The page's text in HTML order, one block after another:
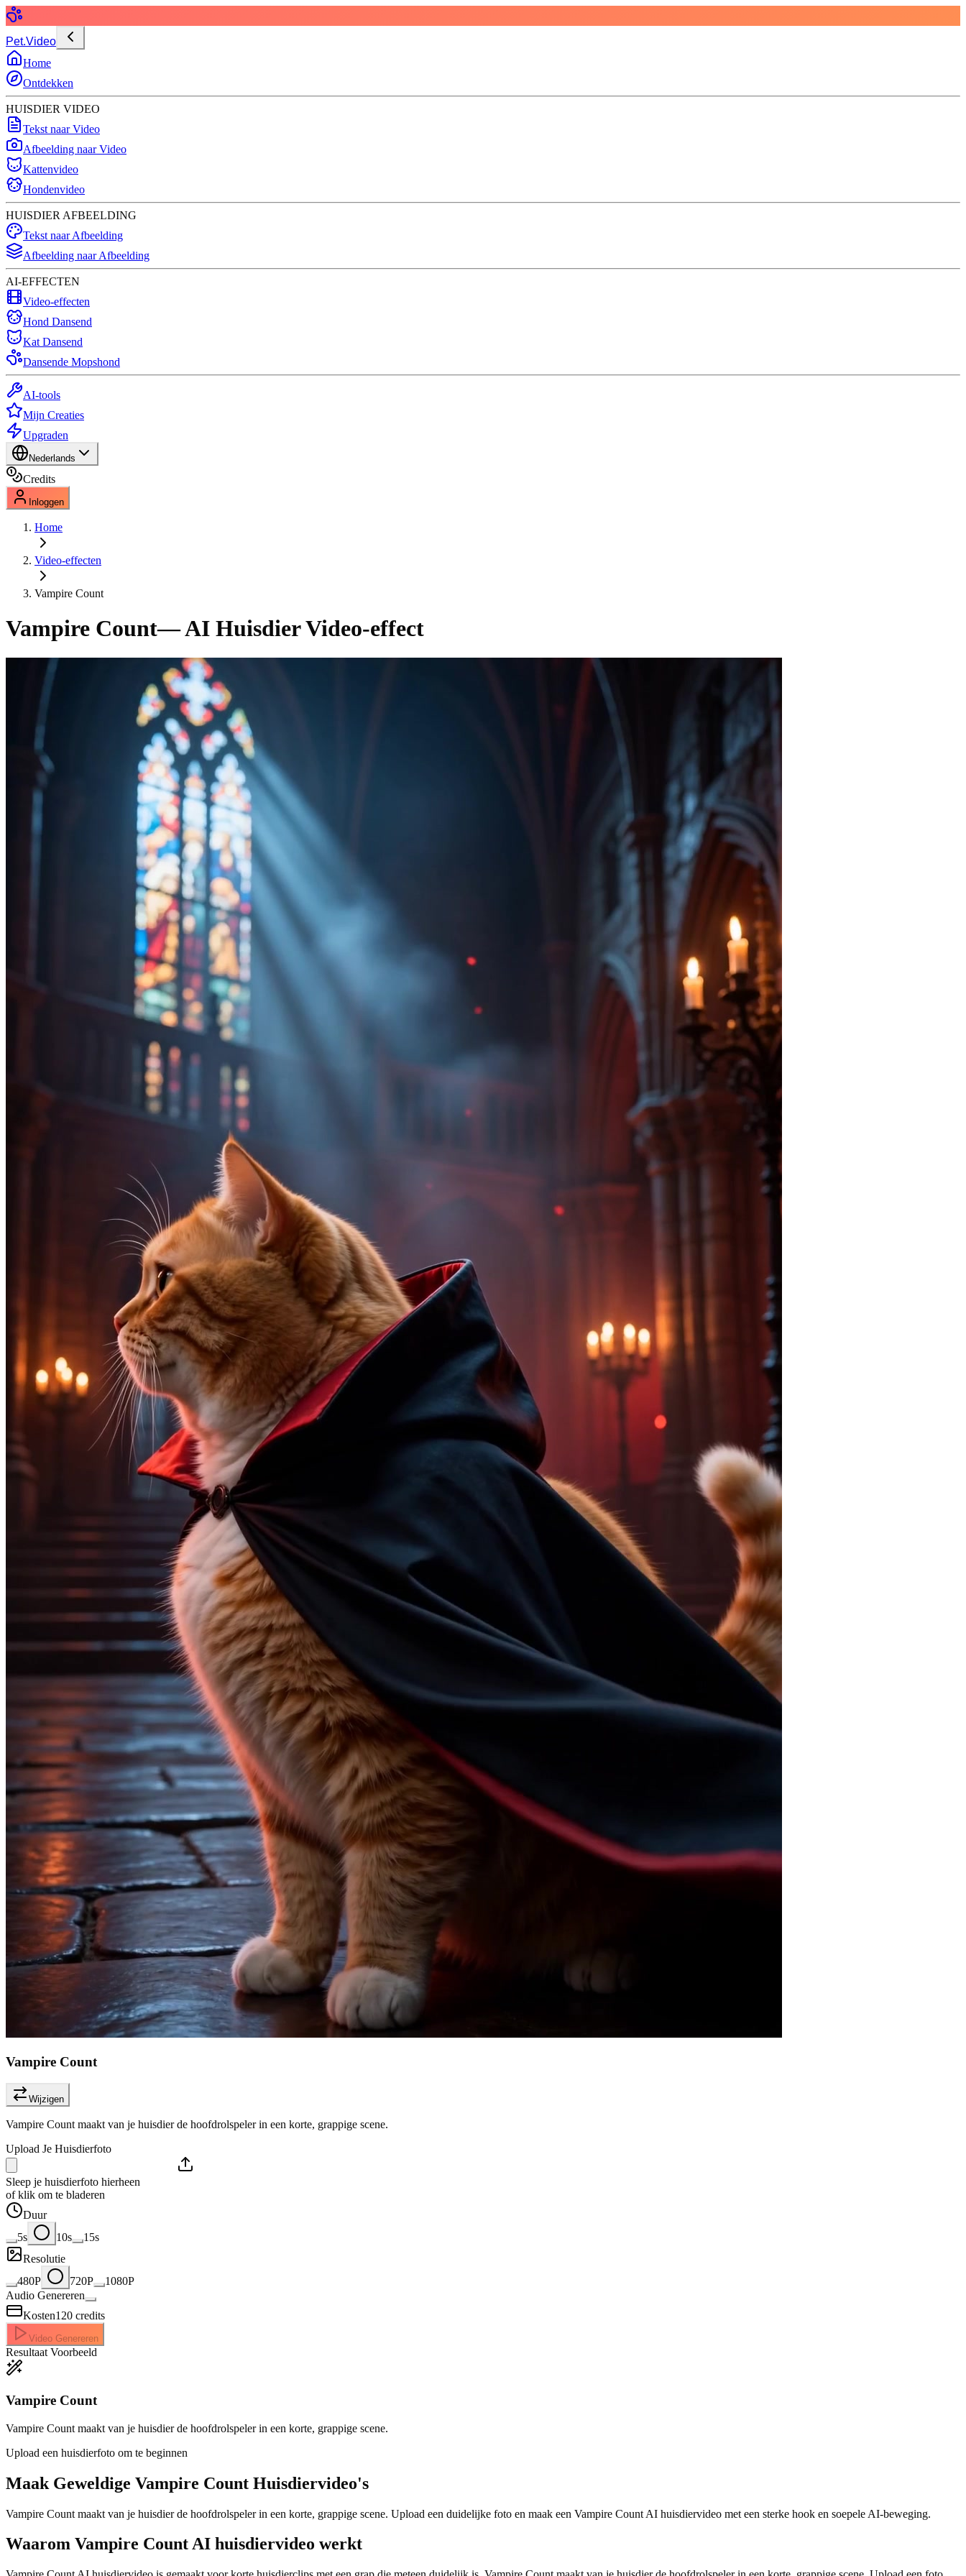
Pet.Video
Home
Ontdekken
HUISDIER VIDEO
Tekst naar Video
Afbeelding naar Video
Kattenvideo
Hondenvideo
HUISDIER AFBEELDING
Tekst naar Afbeelding
Afbeelding naar Afbeelding
AI-EFFECTEN
Video-effecten
Hond Dansend
Kat Dansend
Dansende Mopshond
AI-tools
Mijn Creaties
Upgraden
Nederlands
Credits
Inloggen
Home
Video-effecten
Vampire Count
Vampire Count— AI Huisdier Video-effect
Vampire Count
Wijzigen
Vampire Count maakt van je huisdier de hoofdrolspeler in een korte, grappige scene.
Upload Je Huisdierfoto
Sleep je huisdierfoto hierheen
of klik om te bladeren
Duur
5s
10s
15s
Resolutie
480P
720P
1080P
Audio Genereren
Kosten120 credits
Video Genereren
Resultaat Voorbeeld
Vampire Count
Vampire Count maakt van je huisdier de hoofdrolspeler in een korte, grappige scene.
Upload een huisdierfoto om te beginnen
Maak Geweldige Vampire Count Huisdiervideo's
Vampire Count maakt van je huisdier de hoofdrolspeler in een korte, grappige scene. Upload een duidelijke foto en maak een Vampire Count AI huisdiervideo met een sterke hook en soepele AI-beweging.
Waarom Vampire Count AI huisdiervideo werkt